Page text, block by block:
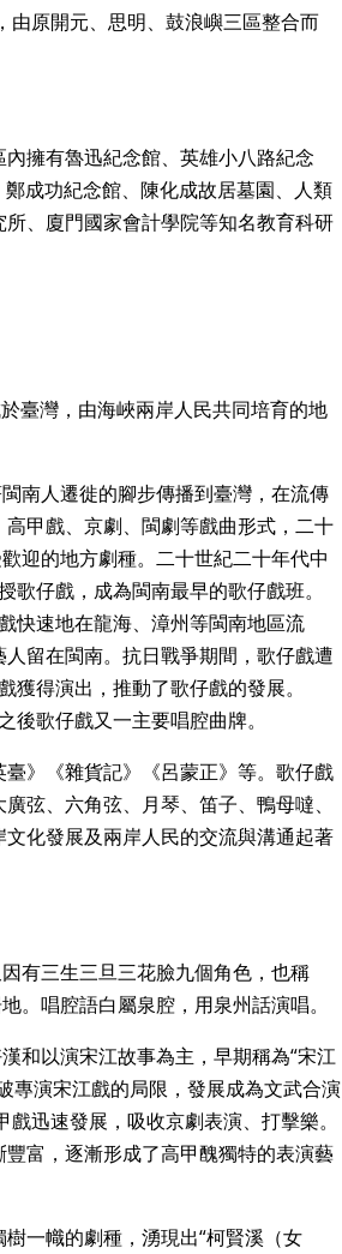
由原開元、思明、鼓浪嶼三區整合而
擁有魯迅紀念館、英雄小八路紀念
成功紀念館、陳化成故居墓園、人類
、廈門國家會計學院等知名教育科研
臺灣，由海峽兩岸人民共同培育的地
南人遷徙的腳步傳播到臺灣，在流傳
甲戲、京劇、閩劇等戲曲形式，二十
迎的地方劇種。二十世紀二十年代中
歌仔戲，成為閩南最早的歌仔戲班。
快速地在龍海、漳州等閩南地區流
留在閩南。抗日戰爭期間，歌仔戲遭
獲得演出，推動了歌仔戲的發展。
後歌仔戲又一主要唱腔曲牌。
》《雜貨記》《呂蒙正》等。歌仔戲
弦、六角弦、月琴、笛子、鴨母噠、
化發展及兩岸人民的交流與溝通起著
有三生三旦三花臉九個角色，也稱
。唱腔語白屬泉腔，用泉州話演唱。
和以演宋江故事為主，早期稱為“宋江
專演宋江戲的局限，發展成為文武合演
迅速發展，吸收京劇表演、打擊樂。
富，逐漸形成了高甲醜獨特的表演藝
一幟的劇種，湧現出“柯賢溪（女